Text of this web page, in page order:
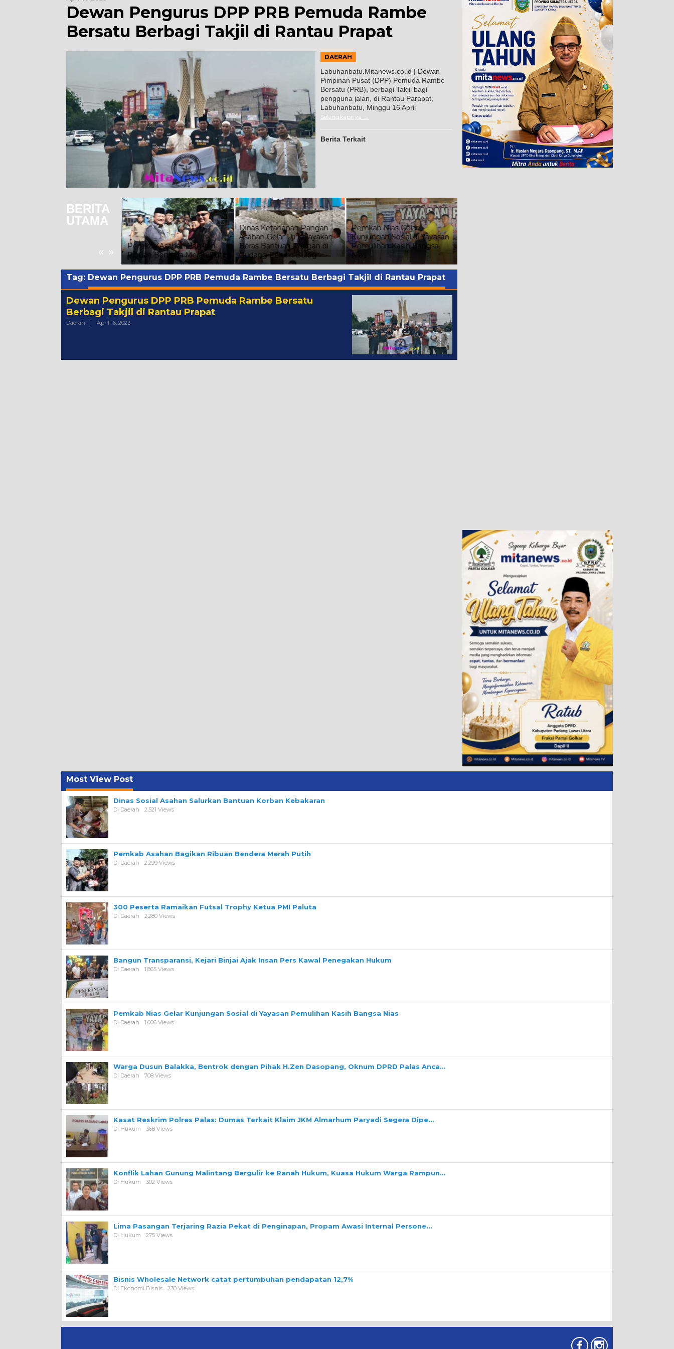
Dewan Pengurus DPP PRB Pemuda Rambe
Bersatu Berbagi Takjil di Rantau Prapat
DAERAH
Labuhanbatu.Mitanews.co.id | Dewan
Pimpinan Pusat (DPP) Pemuda Rambe
Bersatu (PRB), berbagi Takjil bagi
pengguna jalan, di Rantau Parapat,
Labuhanbatu, Minggu 16 April
Selengkapnya
Berita Terkait
BERITA
UTAMA
« »
Hari Kedua Festival Tao Toba
Dorong UMKM Naik Kelas
Pemkab Asahan Bagikan
Ribuan Bendera Merah Putih
Dinas Ketahanan Pangan
Asahan Gelar Uji Kelayakan
Beras Bantuan Pangan di
Gudang Perum Bulog
Pemkab Nias Gelar
Kunjungan Sosial di Yayasan
Pemulihan Kasih Bangsa
Nias
Tag: Dewan Pengurus DPP PRB Pemuda Rambe Bersatu Berbagi Takjil di Rantau Prapat
Dewan Pengurus DPP PRB Pemuda Rambe Bersatu
Berbagi Takjil di Rantau Prapat
Daerah | April 16, 2023Oleh
Most View Post
Dinas Sosial Asahan Salurkan Bantuan Korban Kebakaran
Di Daerah 2,521 Views
Pemkab Asahan Bagikan Ribuan Bendera Merah Putih
Di Daerah 2,299 Views
300 Peserta Ramaikan Futsal Trophy Ketua PMI Paluta
Di Daerah 2,280 Views
Bangun Transparansi, Kejari Binjai Ajak Insan Pers Kawal Penegakan Hukum
Di Daerah 1,865 Views
Pemkab Nias Gelar Kunjungan Sosial di Yayasan Pemulihan Kasih Bangsa Nias
Di Daerah 1,006 Views
Warga Dusun Balakka, Bentrok dengan Pihak H.Zen Dasopang, Oknum DPRD Palas Anca…
Di Daerah 708 Views
Kasat Reskrim Polres Palas: Dumas Terkait Klaim JKM Almarhum Paryadi Segera Dipe…
Di Hukum 368 Views
Konflik Lahan Gunung Malintang Bergulir ke Ranah Hukum, Kuasa Hukum Warga Rampun…
Di Hukum 302 Views
Lima Pasangan Terjaring Razia Pekat di Penginapan, Propam Awasi Internal Persone…
Di Hukum 275 Views
Bisnis Wholesale Network catat pertumbuhan pendapatan 12,7%
Di Ekonomi Bisnis 230 Views